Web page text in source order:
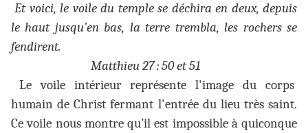
Et voici, le voile du temple se déchira en deux, depuis
le haut jusqu’en bas, la terre trembla, les rochers se
fendirent.
Matthieu 27 : 50 et 51
Le voile intérieur représente l'image du corps
humain de Christ fermant l'entrée du lieu très saint.
Ce voile nous montre qu’il est impossible à quiconque